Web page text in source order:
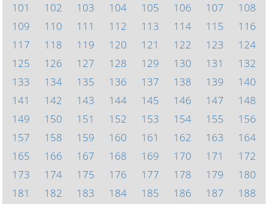
101
102 103 104 105 106 107
108
109
110 111 112 113 114 115
116
117
118 119 120 121 122 123
124
125
126 127 128 129 130 131
132
133
134 135 136 137 138 139
140
141
142 143 144 145 146 147
148
149
150 151 152 153 154 155
156
157
158 159 160 161 162 163
164
165
166 167 168 169 170 171
172
173
174 175 176 177 178 179
180
181
182 183 184 185 186 187
188